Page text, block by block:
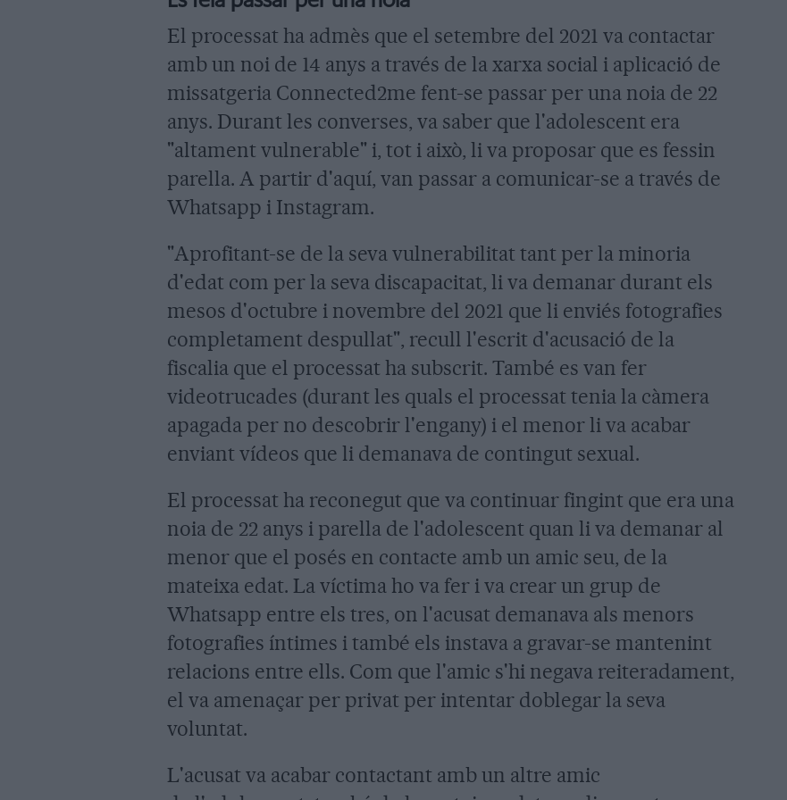
El processat ha admès que el setembre del 2021 va contactar
amb un noi de 14 anys a través de la xarxa social i aplicació de
missatgeria Connected2me fent-se passar per una noia de 22
anys. Durant les converses, va saber que l'adolescent era
"altament vulnerable" i, tot i això, li va proposar que es fessin
parella. A partir d'aquí, van passar a comunicar-se a través de
Whatsapp i Instagram.
"Aprofitant-se de la seva vulnerabilitat tant per la minoria
d'edat com per la seva discapacitat, li va demanar durant els
mesos d'octubre i novembre del 2021 que li enviés fotografies
completament despullat", recull l'escrit d'acusació de la
fiscalia que el processat ha subscrit. També es van fer
videotrucades (durant les quals el processat tenia la càmera
apagada per no descobrir l'engany) i el menor li va acabar
enviant vídeos que li demanava de contingut sexual.
El processat ha reconegut que va continuar fingint que era una
noia de 22 anys i parella de l'adolescent quan li va demanar al
menor que el posés en contacte amb un amic seu, de la
mateixa edat. La víctima ho va fer i va crear un grup de
Whatsapp entre els tres, on l'acusat demanava als menors
fotografies íntimes i també els instava a gravar-se mantenint
relacions entre ells. Com que l'amic s'hi negava reiteradament,
el va amenaçar per privat per intentar doblegar la seva
voluntat.
L'acusat va acabar contactant amb un altre amic